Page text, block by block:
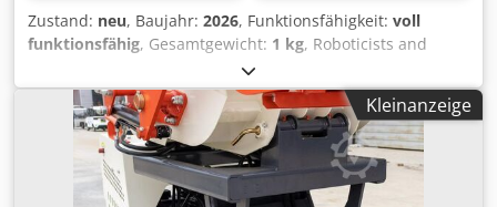
Zustand: neu, Baujahr: 2026, Funktionsfähigkeit: voll
funktionsfähig, Gesamtgewicht: 1 kg, Roboticists and
space companies look here: I am selling TWO Maxon Motor
precision drives that are of the EC-4pole22 brushless DC
motor series. They are space-rated development units and
completely unused. It's actually two completely assembled
actuators consisting of motor+GPX22UP gearbox+rotary
encoder. Codpfx Aaozi Elzj Eoha
Kleinanzeige